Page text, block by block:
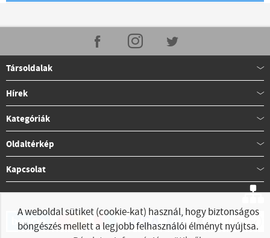
Társoldalak
Hírek
Kategóriák
Oldaltérkép
Kapcsolat
A weboldal sütiket (cookie-kat) használ, hogy biztonságos
böngészés mellett a legjobb felhasználói élményt nyújtsa.